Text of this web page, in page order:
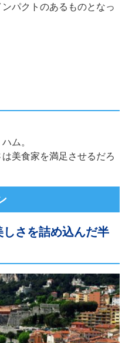
パクトのあるものとなっ
ム。
美食家を満足させるだろ
さを詰め込んだ半